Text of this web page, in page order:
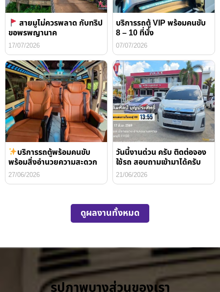
สายมูไม่ควรพลาด กับทริป
ขอพรพญานาค
17/07/2026
บริการรถตู้ VIP พร้อมคนขับ
8 – 10 ที่นั่ง
07/07/2026
บริการรถตู้พร้อมคนขับ
พร้อมสิ่งอำนวยความสะดวก
27/06/2026
วันนี้งานด่วน ครับ ติดต่อจอง
ใช้รถ สอบถามเข้ามาได้ครับ
21/06/2026
ดูผลงานทั้งหมด
รูปภาพบางส่วนของเรา